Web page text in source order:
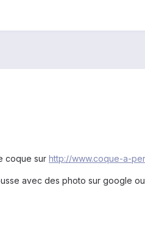
coque sur http://www.coque-a-
avec des photo sur google